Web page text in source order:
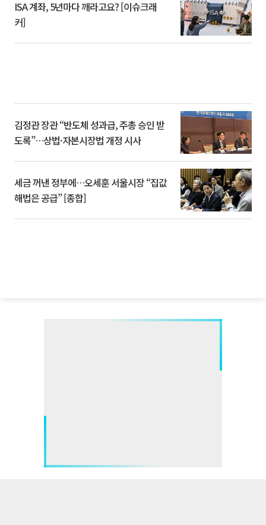
ISA 계좌, 5년마다 깨라고요? [이슈크래
커]
김정관 장관 “반도체 성과급, 주총 승인 받
도록”…상법·자본시장법 개정 시사
세금 꺼낸 정부에…오세훈 서울시장 “집값
해법은 공급” [종합]